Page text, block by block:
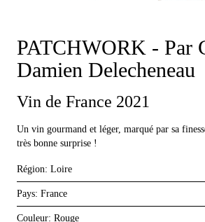
PATCHWORK - Par
Damien Delecheneau
Vin de France 2021
Un vin gourmand et léger, marqué par sa
très bonne surprise !
Région: Loire
Pays: France
Couleur: Rouge